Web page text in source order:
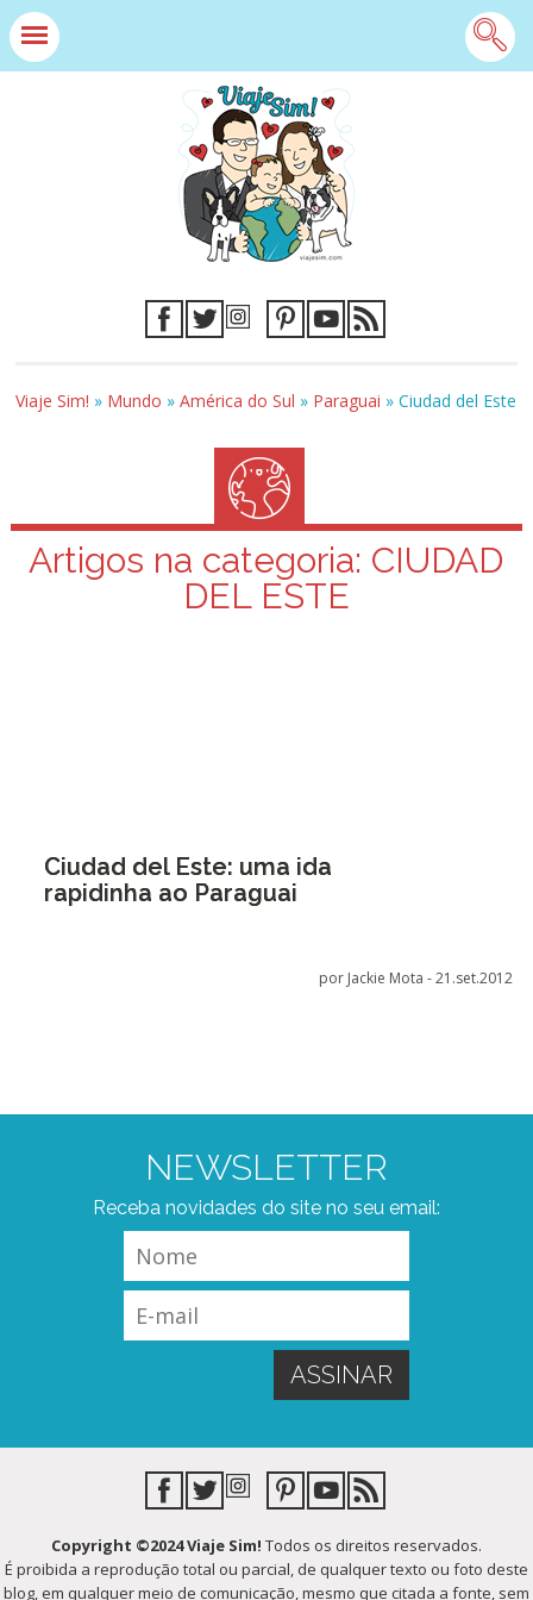
Viaje Sim! » Mundo »América do Sul » Paraguai »Ciudad del Este
Artigos na categoria: CIUDAD
DEL ESTE
Ciudad del Este: uma ida
rapidinha ao Paraguai
por Jackie Mota -21.set.2012
NEWSLETTER
Receba novidades do site no seu email:
Copyright ©2024 Viaje Sim! Todos os direitos reservados.
É proibida a reprodução total ou parcial, de qualquer texto ou foto deste
blog, em qualquer meio de comunicação, mesmo que citada a fonte, sem